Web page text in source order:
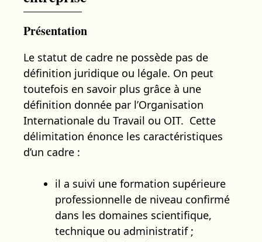
Présentation
Le statut de cadre ne possède pas de
définition juridique ou légale. On peut
toutefois en savoir plus grâce à une
définition donnée par l’Organisation
Internationale du Travail ou OIT. Cette
délimitation énonce les caractéristiques
d’un cadre :
il a suivi une formation supérieure
professionnelle de niveau confirmé
dans les domaines scientifique,
technique ou administratif ;